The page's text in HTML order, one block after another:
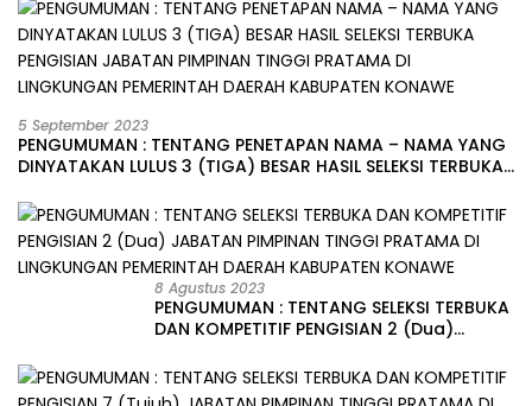
5 September 2023
PENGUMUMAN : TENTANG PENETAPAN NAMA – NAMA YANG
DINYATAKAN LULUS 3 (TIGA) BESAR HASIL SELEKSI TERBUKA
LINGKUNGAN PEMERINTAH DAERAH KABUPATEN KONAWE
8 Agustus 2023
PENGUMUMAN : TENTANG SELEKSI TERBUKA
DAN KOMPETITIF PENGISIAN 2 (Dua)
LINGKUNGAN PEMERINTAH DAERAH
KABUPATEN KONAWE